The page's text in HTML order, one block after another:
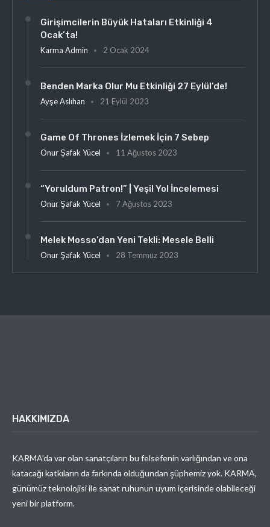
Girişimcilerin Büyük Hataları Etkinliği 4
Ocak’ta!
Karma Admin 2 Ocak 2024
Benden Marka Olur Mu Etkinliği 27 Eylül’de!
Ayşe Aslıhan 21 Eylül 2023
Game Of Thrones İzlemek İçin 7 Sebep
Onur Şafak Yücel 11 Ağustos 2023
“Yoruldum Patron!” | Yeşil Yol İncelemesi
Onur Şafak Yücel 7 Ağustos 2023
Melek Mosso’dan Yeni Tekli: Mesele Belli
Onur Şafak Yücel 28 Temmuz 2023
HAKKIMIZDA
KARMA’da var olan sanatçıların bu felsefenin varlığından ve ona
katacağı katkıların da farkında olduğundan şüphemiz yok. KARMA,
günümüz teknolojisi ile sanat ruhunun uyum içerisinde olabileceği
yeni bir platform.